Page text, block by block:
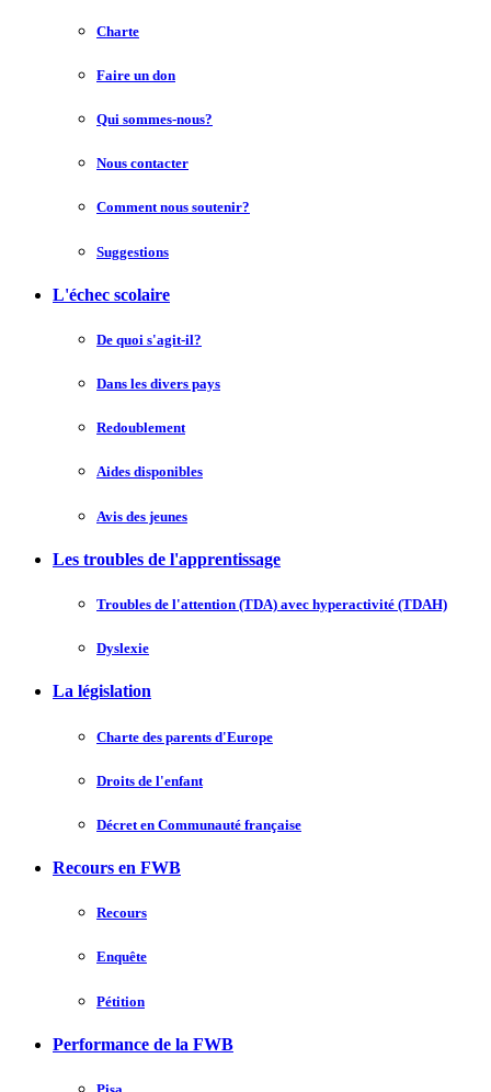
Charte
Faire un don
Qui sommes-nous?
Nous contacter
Comment nous soutenir?
Suggestions
L'échec scolaire
De quoi s'agit-il?
Dans les divers pays
Redoublement
Aides disponibles
Avis des jeunes
Les troubles de l'apprentissage
Troubles de l'attention (TDA) avec hyperactivité (TDAH)
Dyslexie
La législation
Charte des parents d'Europe
Droits de l'enfant
Décret en Communauté française
Recours en FWB
Recours
Enquête
Pétition
Performance de la FWB